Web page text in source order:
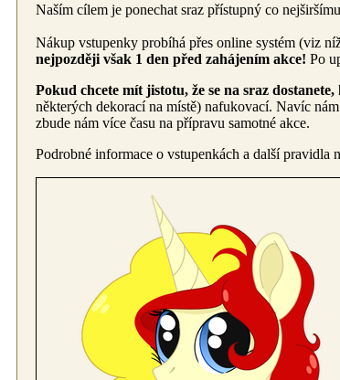
Naším cílem je ponechat sraz přístupný co
Nákup vstupenky probíhá přes online systém (viz
nejpozději však 1 den před zahájením akce! Po
Pokud chcete mít jistotu, že se na sraz
některých dekorací na místě) nafukovací. Navíc
zbude nám více času na přípravu samotné akce.
Podrobné informace o vstupenkách a další pravidla